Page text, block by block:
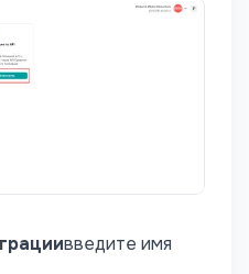
введите имя